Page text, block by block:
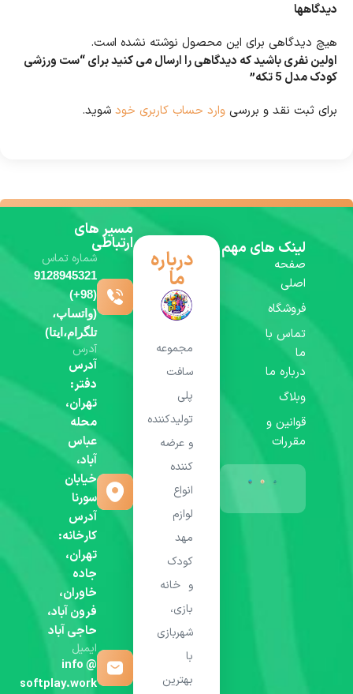
دیدگاهها
هیچ دیدگاهی برای این محصول نوشته نشده است.
اولین نفری باشید که دیدگاهی را ارسال می کنید برای “ست ورزشی
کودک مدل 5 تکه”
برای ثبت نقد و بررسی وارد حساب کاربری خود شوید.
لینک های مهم
صفحه
اصلی
فروشگاه
تماس با
ما
درباره ما
وبلاگ
قوانین و
مقررات
درباره
ما
مجموعه
سافت
پلی
تولیدکننده
و عرضه
کننده
انواع
لوازم
مهد
کودک
و خانه
بازی،
شهربازی
با
بهترین
مسیر های
ارتباطی
شماره تماس
9128945321
(98+)
(واتساپ،
تلگرام،ایتا)
آدرس
آدرس
دفتر:
تهران،
محله
عباس
آباد،
خیابان
سورنا
آدرس
کارخانه:
تهران،
جاده
خاوران،
فرون آباد،
حاجی آباد
ایمیل
info @
softplay.work